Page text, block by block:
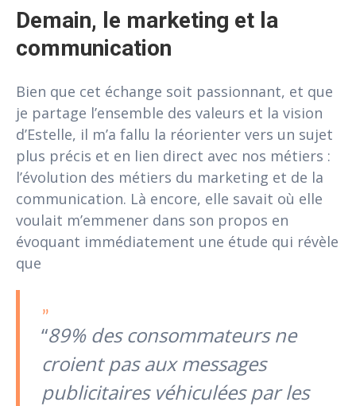
Demain, le marketing et la
communication
Bien que cet échange soit passionnant, et que
je partage l’ensemble des valeurs et la vision
d’Estelle, il m’a fallu la réorienter vers un sujet
plus précis et en lien direct avec nos métiers :
l’évolution des métiers du marketing et de la
communication. Là encore, elle savait où elle
voulait m’emmener dans son propos en
évoquant immédiatement une étude qui révèle
que
“89% des consommateurs ne
croient pas aux messages
publicitaires véhiculées par les